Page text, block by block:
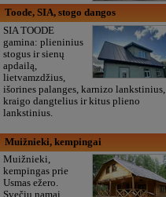
Toode, SIA, stogo dangos
SIA TOODE
gamina: plieninius
stogus ir sienų
apdailą,
lietvamzdžius,
išorines palanges, karnizo lankstinius,
kraigo dangtelius ir kitus plieno
lankstinius.
Muižnieki, kempingai
Muižnieki,
kempingas prie
Usmas ežero.